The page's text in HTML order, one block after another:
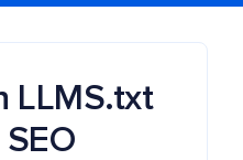
LLMS.txt